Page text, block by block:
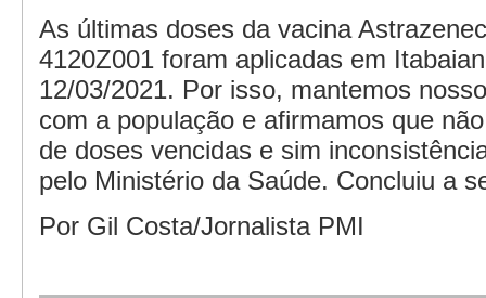
As últimas doses da vacina
4120Z001 foram aplicadas em
12/03/2021. Por isso, mantemos
com a população e afirmamos que
de doses vencidas e sim
pelo Ministério da Saúde. Concluiu a
Por Gil Costa/Jornalista PMI